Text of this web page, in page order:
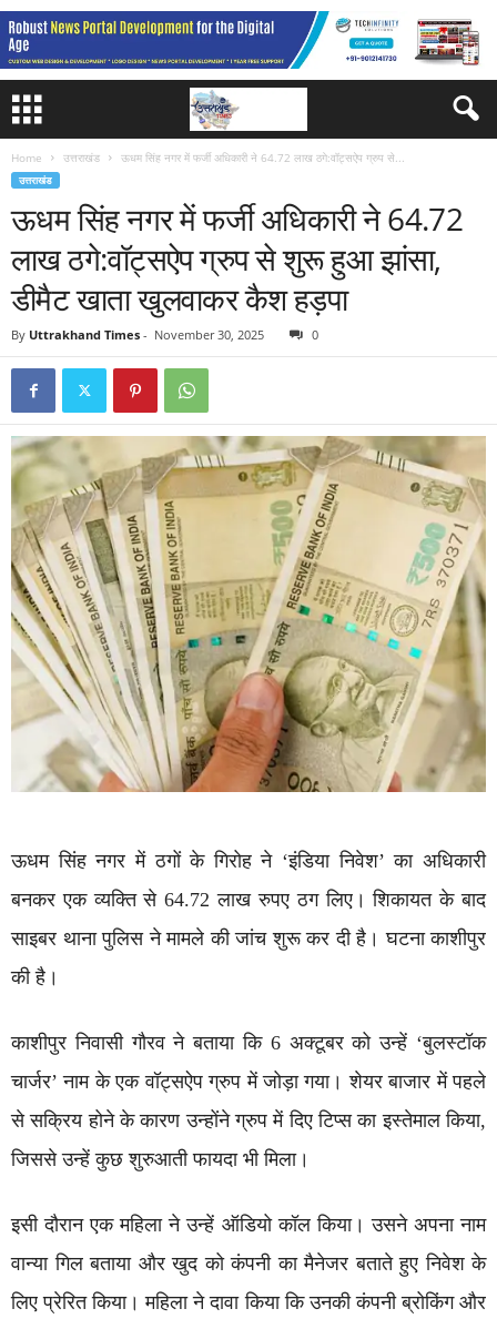
Home उत्तराखंड ऊधम सिंह नगर में फर्जी अधिकारी ने 64.72 लाख ठगे:वॉट्सऐप ग्रुप से...
उत्तराखंड
ऊधम सिंह नगर में फर्जी अधिकारी ने 64.72
लाख ठगे:वॉट्सऐप ग्रुप से शुरू हुआ झांसा,
डीमैट खाता खुलवाकर कैश हड़पा
By Uttrakhand Times - November 30, 2025 0
ऊधम सिंह नगर में ठगों के गिरोह ने ‘इंडिया निवेश’ का अधिकारी
बनकर एक व्यक्ति से 64.72 लाख रुपए ठग लिए। शिकायत के बाद
साइबर थाना पुलिस ने मामले की जांच शुरू कर दी है। घटना काशीपुर
की है।
काशीपुर निवासी गौरव ने बताया कि 6 अक्टूबर को उन्हें ‘बुलस्टॉक
चार्जर’ नाम के एक वॉट्सऐप ग्रुप में जोड़ा गया। शेयर बाजार में पहले
से सक्रिय होने के कारण उन्होंने ग्रुप में दिए टिप्स का इस्तेमाल किया,
जिससे उन्हें कुछ शुरुआती फायदा भी मिला।
इसी दौरान एक महिला ने उन्हें ऑडियो कॉल किया। उसने अपना नाम
वान्या गिल बताया और खुद को कंपनी का मैनेजर बताते हुए निवेश के
लिए प्रेरित किया। महिला ने दावा किया कि उनकी कंपनी ब्रोकिंग और